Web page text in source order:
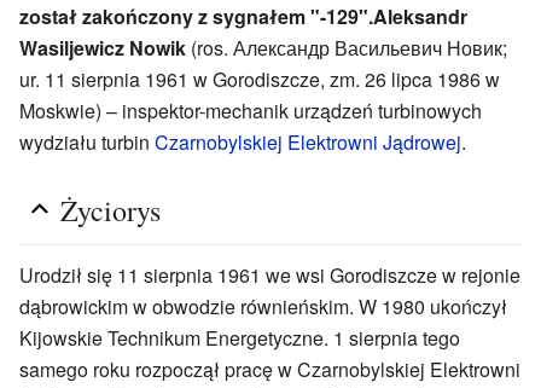
został zakończony z sygnałem "-129".Aleksandr
Wasiljewicz Nowik (ros. Александр Васильевич Новик;
ur. 11 sierpnia 1961 w Gorodiszcze, zm. 26 lipca 1986 w
Moskwie) – inspektor-mechanik urządzeń turbinowych
wydziału turbin Czarnobylskiej Elektrowni Jądrowej.
Życiorys
Urodził się 11 sierpnia 1961 we wsi Gorodiszcze w rejonie
dąbrowickim w obwodzie równieńskim. W 1980 ukończył
Kijowskie Technikum Energetyczne. 1 sierpnia tego
samego roku rozpoczął pracę w Czarnobylskiej Elektrowni